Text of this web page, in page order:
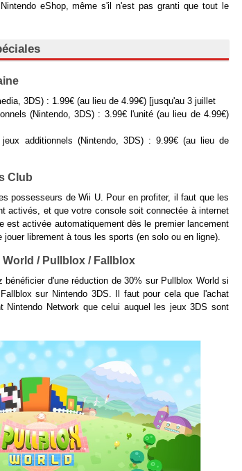
eShop, même s'il n'est pas granti que tout le
3DS) : 1.99€ (au lieu de 4.99€) [jusqu'au 3 juillet
(Nintendo, 3DS) : 3.99€ l'unité (au lieu de 4.99€)
additionnels (Nintendo, 3DS) : 9.99€ (au lieu de
Club
possesseurs de Wii U. Pour en profiter, il faut que les
activés, et que votre console soit connectée à internet
est activée automatiquement dès le premier lancement
librement à tous les sports (en solo ou en ligne).
/ Pullblox / Fallblox
d'une réduction de 30% sur Pullblox World si
sur Nintendo 3DS. Il faut pour cela que l'achat
Nintendo Network que celui auquel les jeux 3DS sont